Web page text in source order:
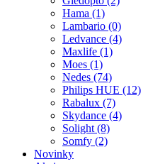
Hama (1)
Lambario (0)
Ledvance (4)
Maxlife (1)
Moes (1)
Nedes (74)
Philips HUE (12)
Rabalux (7)
Skydance (4)
Solight (8)
Somfy (2)
Novinky